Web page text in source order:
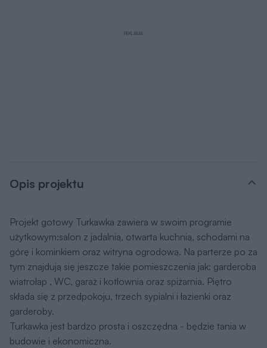
REKLAMA
Opis projektu
Projekt gotowy Turkawka zawiera w swoim programie
użytkowym:salon z jadalnią, otwarta kuchnią, schodami na
górę i kominkiem oraz witryna ogrodową. Na parterze po za
tym znajdują się jeszcze takie pomieszczenia jak: garderoba
wiatrołap , WC, garaż i kotłownia oraz spiżarnia. Piętro
składa się z przedpokoju, trzech sypialni i łazienki oraz
garderoby.
Turkawka jest bardzo prosta i oszczędna - będzie tania w
budowie i ekonomiczna.